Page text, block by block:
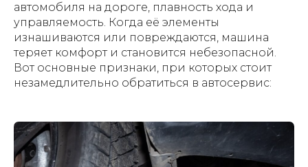
автомобиля на дороге, плавность хода и
управляемость. Когда её элементы
изнашиваются или повреждаются, машина
теряет комфорт и становится небезопасной.
Вот основные признаки, при которых стоит
незамедлительно обратиться в автосервис: